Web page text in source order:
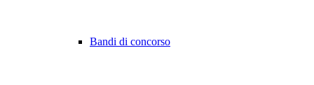
Bandi di concorso